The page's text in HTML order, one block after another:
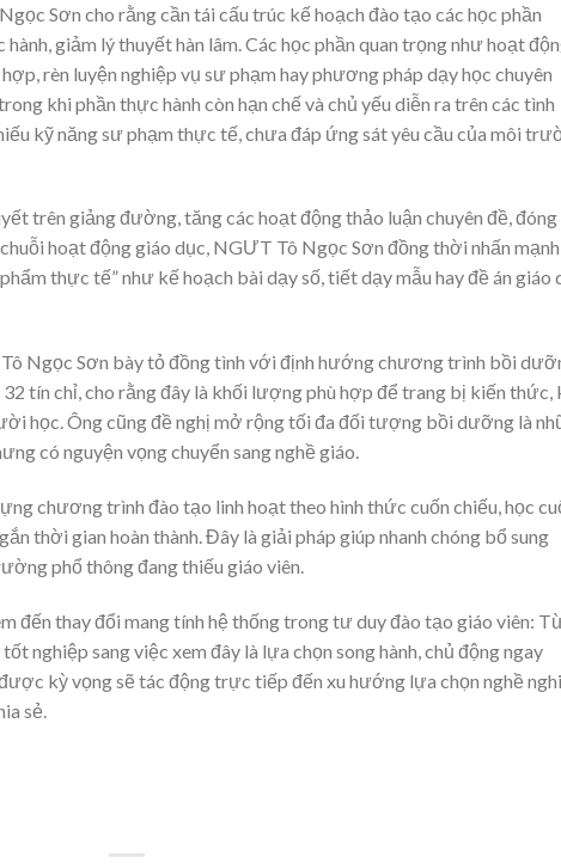
Sơn cho rằng cần tái cấu trúc kế hoạch đào tạo các học phần
giảm lý thuyết hàn lâm. Các học phần quan trọng như hoạt
rèn luyện nghiệp vụ sư phạm hay phương pháp dạy học chuyên
khi phần thực hành còn hạn chế và chủ yếu diễn ra trên các tình
kỹ năng sư phạm thực tế, chưa đáp ứng sát yêu cầu của môi
trên giảng đường, tăng các hoạt động thảo luận chuyên đề, đóng
hoạt động giáo dục, NGƯT Tô Ngọc Sơn đồng thời nhấn
thực tế” như kế hoạch bài dạy số, tiết dạy mẫu hay đề án giáo
Ngọc Sơn bày tỏ đồng tình với định hướng chương trình bồi
tín chỉ, cho rằng đây là khối lượng phù hợp để trang bị kiến thức,
học. Ông cũng đề nghị mở rộng tối đa đối tượng bồi dưỡng là
có nguyện vọng chuyển sang nghề giáo.
chương trình đào tạo linh hoạt theo hình thức cuốn chiếu, học
thời gian hoàn thành. Đây là giải pháp giúp nhanh chóng bổ sung
phổ thông đang thiếu giáo viên.
đến thay đổi mang tính hệ thống trong tư duy đào tạo giáo viên:
nghiệp sang việc xem đây là lựa chọn song hành, chủ động ngay
kỳ vọng sẽ tác động trực tiếp đến xu hướng lựa chọn nghề
sẻ.